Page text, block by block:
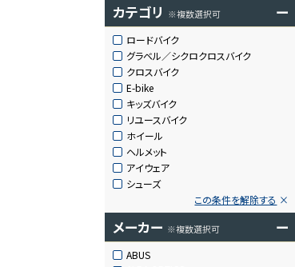
カテゴリ ※複数選択可 ー
ロードバイク
グラベル／シクロクロスバイク
クロスバイク
E-bike
キッズバイク
リユースバイク
ホイール
ヘルメット
アイウェア
シューズ
この条件を解除する
メーカー ※複数選択可 ー
ABUS